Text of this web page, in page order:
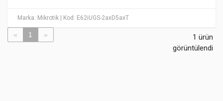
Marka: Mikrotik | Kod: E62iUGS-2axD5axT
« 1 »
1 ürün
görüntülendi